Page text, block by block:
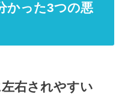
かった3つの悪
左右されやすい